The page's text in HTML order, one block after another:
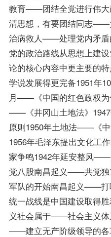
教育——团结全党进行伟大
清思想，有要团结同志——
治病救人——处理党内矛盾
党的政治路线从思想上建
论的核心内容中更主要的
学说发展得更完备1951年
月——《中国的红色政权为
——《井冈山土地法》
原则1950年土地法——《中
1956年毛泽东提出文化工
家争鸣1942年延安整风——
党八股南昌起义——共党独
军队的开始南昌起义——打
统一战线是中国建设取得
义社会属于——社会主义体
——建立无产阶级领导的各